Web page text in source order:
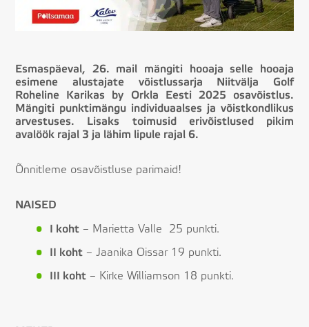
Esmaspäeval, 26. mail mängiti hooaja selle hooaja
esimene alustajate võistlussarja Niitvälja Golf
Roheline Karikas by Orkla Eesti 2025 osavõistlus.
Mängiti punktimängu individuaalses ja võistkondlikus
arvestuses. Lisaks toimusid erivõistlused pikim
avalöök rajal 3 ja lähim lipule rajal 6.
Õnnitleme osavõistluse parimaid!
NAISED
I koht – Marietta Valle 25 punkti.
II koht – Jaanika Oissar 19 punkti.
III koht – Kirke Williamson 18 punkti.